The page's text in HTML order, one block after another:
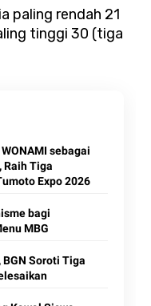
paling rendah 21
tinggi 30 (tiga
sebagai
Raih Tiga
Expo 2026
bagi
MBG
BGN Soroti Tiga